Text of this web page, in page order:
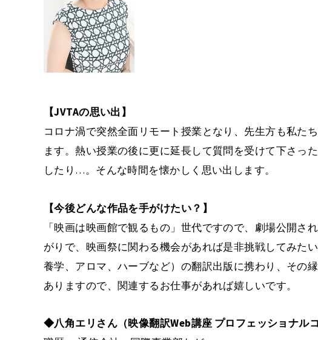
【JVTAの思い出】
コロナ渦で突然全面リモート授業となり、先生方も私た
ます。熱い授業の後に更に延長して質問を受けて下さっ
したり…。そんな時間を懐かしく思い出します。
【今後どんな作品を手がけたい？】
「映画は映画館で観るもの」世代ですので、劇場公開さ
がりで、映画祭に関わる機会があれば是非挑戦してみた
養学、アロマ、ハーブなど）の翻訳出版に携わり、その
ありますので、関連するお仕事があれば嬉しいです。
◆八角エリさん（映像翻訳Web講座 プロフェッショナルコ